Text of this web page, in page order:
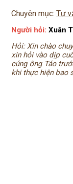
Chuyên mục: Tư
Người hỏi: Xuân
Hỏi: Xin chào
xin hỏi vào dịp
cúng ông Táo
khi thực hiện bao